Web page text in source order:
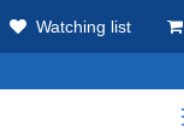
Watching list